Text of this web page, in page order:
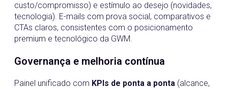
custo/compromisso) e estímulo ao desejo (novidades,
tecnologia). E-mails com prova social, comparativos e
CTAs claros, consistentes com o posicionamento
premium e tecnológico da GWM.
Governança e melhoria contínua
Painel unificado com KPIs de ponta a ponta (alcance,